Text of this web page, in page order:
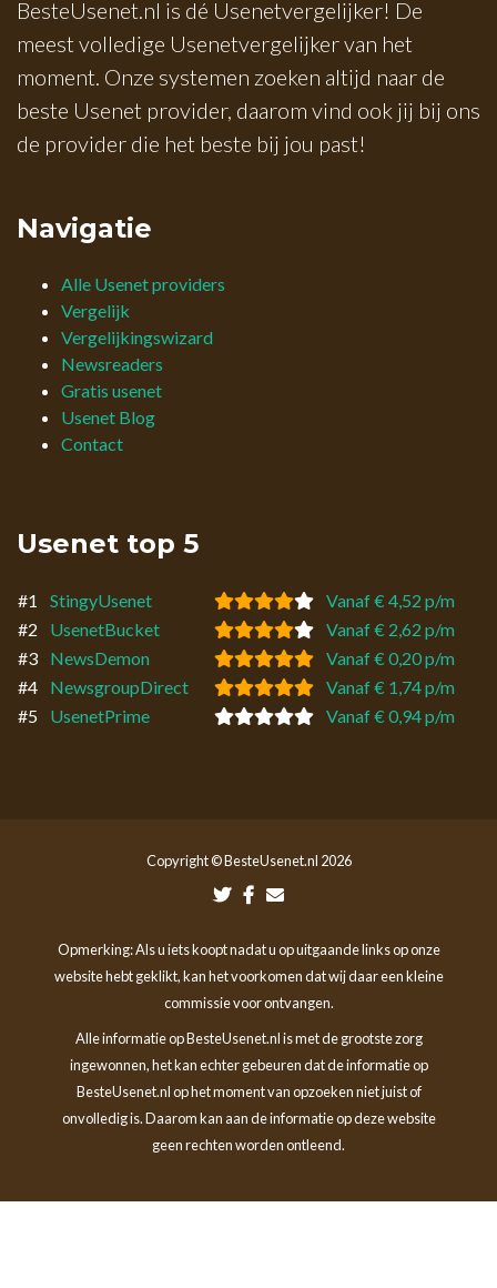
BesteUsenet.nl is dé Usenetvergelijker! De
meest volledige Usenetvergelijker van het
moment. Onze systemen zoeken altijd naar de
beste Usenet provider, daarom vind ook jij bij ons
de provider die het beste bij jou past!
Navigatie
Alle Usenet providers
Vergelijk
Vergelijkingswizard
Newsreaders
Gratis usenet
Usenet Blog
Contact
Usenet top 5
#1 StingyUsenet
Vanaf € 4,52 p/m
#2
UsenetBucket
Vanaf € 2,62 p/m
#3
NewsDemon
Vanaf € 0,20 p/m
#4
NewsgroupDirect
Vanaf € 1,74 p/m
#5
UsenetPrime Vanaf € 0,94 p/m
Copyright © BesteUsenet.nl 2026
Opmerking: Als u iets koopt nadat u op uitgaande links op onze
website hebt geklikt, kan het voorkomen dat wij daar een kleine
commissie voor ontvangen.
Alle informatie op BesteUsenet.nl is met de grootste zorg
ingewonnen, het kan echter gebeuren dat de informatie op
BesteUsenet.nl op het moment van opzoeken niet juist of
onvolledig is. Daarom kan aan de informatie op deze website
geen rechten worden ontleend.